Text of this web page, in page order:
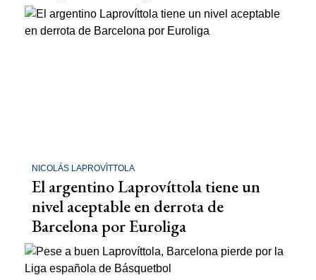
NICOLÁS LAPROVÌTTOLA
El argentino Laprovíttola tiene un
nivel aceptable en derrota de
Barcelona por Euroliga